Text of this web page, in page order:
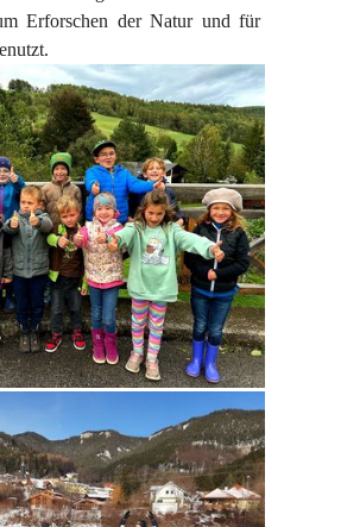
Erforschen der Natur und für